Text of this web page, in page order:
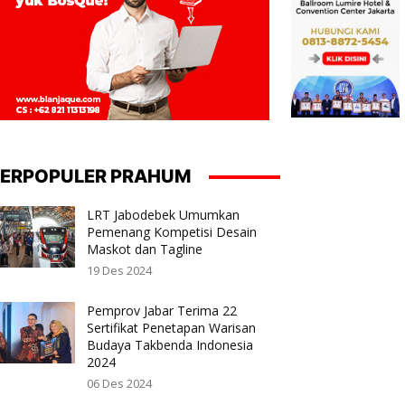
PRAHUM
LRT Jabodebek Umumkan
Pemenang Kompetisi Desain
Maskot dan Tagline
19 Des 2024
Pemprov Jabar Terima 22
Sertifikat Penetapan Warisan
Budaya Takbenda Indonesia
2024
06 Des 2024